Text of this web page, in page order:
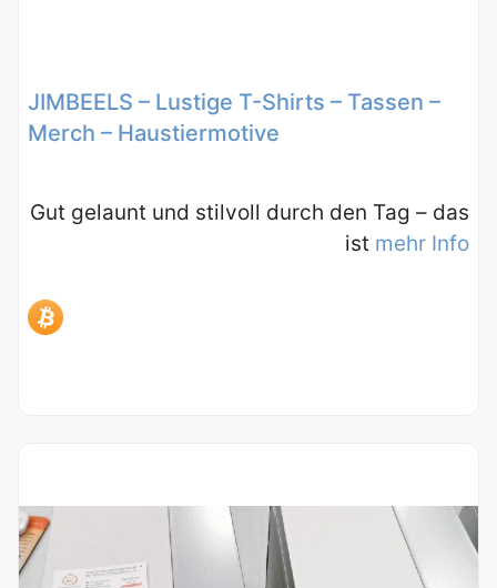
JIMBEELS – Lustige T-Shirts – Tassen –
Merch – Haustiermotive
Gut gelaunt und stilvoll durch den Tag – das
ist mehr Info